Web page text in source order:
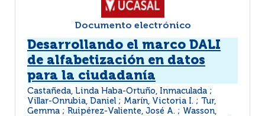
Documento electrónico
Desarrollando el marco DALI
de alfabetización en datos
para la ciudadanía
Castañeda, Linda Haba-Ortuño, Inmaculada ;
Villar-Onrubia, Daniel ; Marín, Victoria I. ; Tur,
Gemma ; Ruipérez-Valiente, José A. ; Wasson,